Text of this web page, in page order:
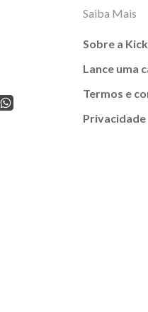
Saiba Mais
Sobre a
Lance uma
Termos e
Privacidade